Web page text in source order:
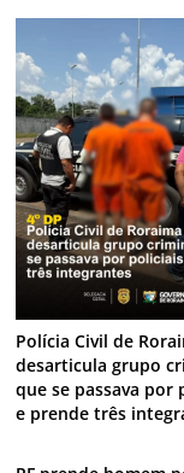
Polícia Civil de
desarticula grupo
que se passava por
e prende três